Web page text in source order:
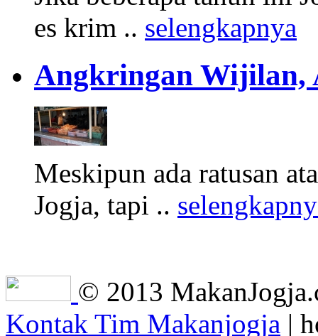
es krim .. selengkapnya
Angkringan Wijilan,
Meskipun ada ratusan
Jogja, tapi ..
© 2013
Kontak Tim Makanjogja |